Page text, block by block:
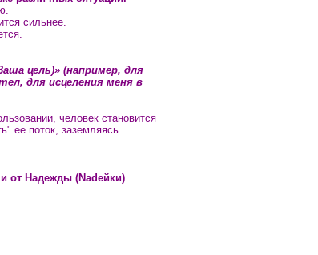
сильнее.
цель)» (например, для
для исцеления меня в
человек становится
ее поток, заземляясь
от Надежды (Nadeйки)